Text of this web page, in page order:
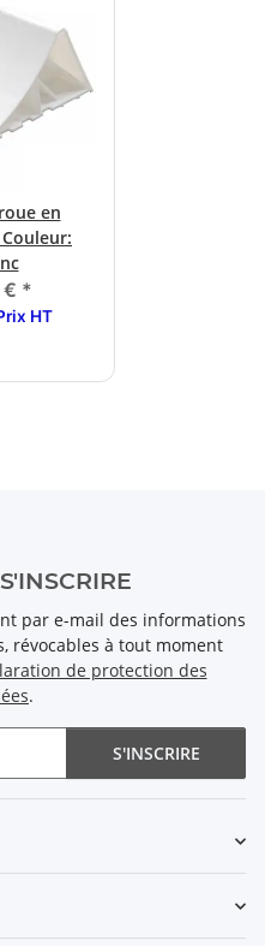
en
€ *
HT
par e-mail des informations
révocables à tout moment
de protection des
.
S'INSCRIRE